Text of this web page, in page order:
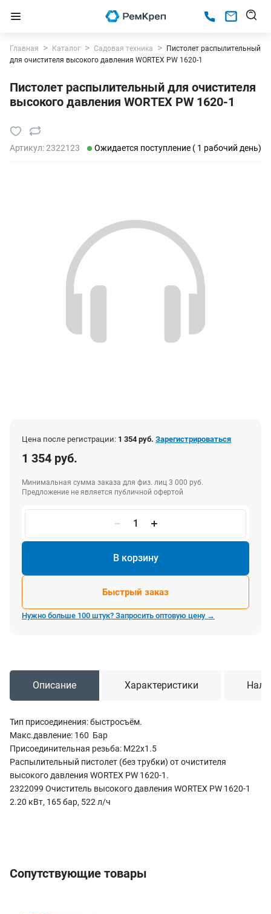
Главная Каталог Садовая техника
Пистолет распылительный
для очистителя высокого давления WORTEX PW 1620-1
Пистолет распылительный для очистителя
высокого давления WORTEX PW 1620-1
Артикул:2322123 Ожидается поступление ( 1 рабочий день)
Цена после регистрации: 1 354 руб. Зарегистрироваться
1 354 руб.
Минимальная сумма заказа для физ. лиц 3 000 руб.
Предложение не является публичной офертой
В корзину
Быстрый заказ
Нужно больше 100 штук? Запросить оптовую цену →
Описание Характеристики
Тип присоединения: быстросъём.
Макс.давление: 160 Бар
Присоединительная резьба: М22х1.5
Распылительный пистолет (без трубки) от очистителя
высокого давления WORTEX PW 1620-1.
2322099 Очиститель высокого давления WORTEX PW 1620-1
2.20 кВт, 165 бар, 522 л/ч
Сопутствующие товары